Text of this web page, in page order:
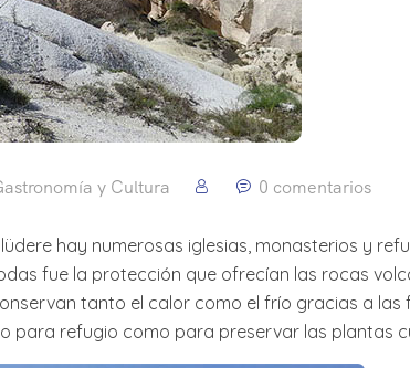
y Cultura 0 comentarios
hay numerosas iglesias, monasterios y
fue la protección que ofrecían las rocas
tanto el calor como el frío gracias a las
para refugio como para preservar las plantas